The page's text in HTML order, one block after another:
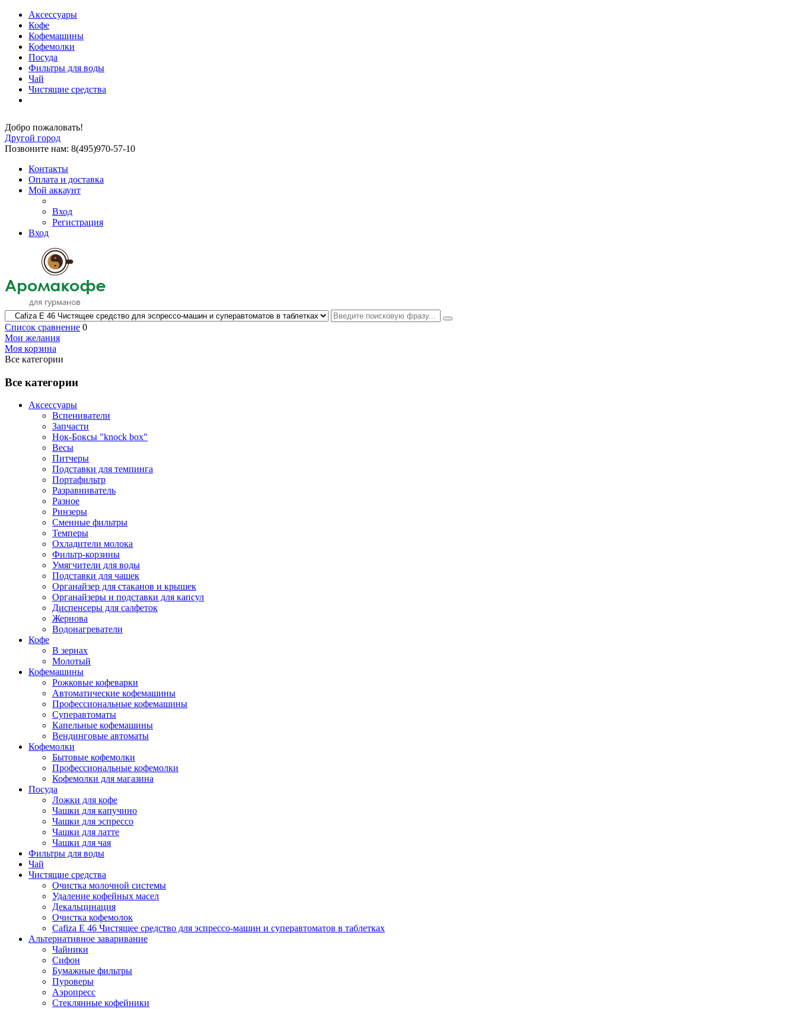
Аксессуары
Кофе
Кофемашины
Кофемолки
Посуда
Фильтры для воды
Чай
Чистящие средства
Добро пожаловать!
Другой город
Позвоните нам: 8(495)970-57-10
Контакты
Оплата и доставка
Мой аккаунт
Вход
Регистрация
Вход
Список сравнение 0
Мои желания
Моя корзина
Все категории
Все категории
Аксессуары
Вспениватели
Запчасти
Нок-Боксы "knock box"
Весы
Питчеры
Подставки для темпинга
Портафильтр
Разравниватель
Разное
Ринзеры
Сменные фильтры
Темперы
Охладители молока
Фильтр-корзины
Умягчители для воды
Подставки для чашек
Органайзер для стаканов и крышек
Органайзеры и подставки для капсул
Диспенсеры для салфеток
Жернова
Водонагреватели
Кофе
В зернах
Молотый
Кофемашины
Рожковые кофеварки
Автоматические кофемашины
Профессиональные кофемашины
Суперавтоматы
Капельные кофемашины
Вендинговые автоматы
Кофемолки
Бытовые кофемолки
Профессиональные кофемолки
Кофемолки для магазина
Посуда
Ложки для кофе
Чашки для капучино
Чашки для эспрессо
Чашки для латте
Чашки для чая
Фильтры для воды
Чай
Чистящие средства
Очистка молочной системы
Удаление кофейных масел
Декальцинация
Очистка кофемолок
Cafiza E 46 Чистящее средство для эспрессо-машин и суперавтоматов в таблетках
Альтернативное заваривание
Чайники
Сифон
Бумажные фильтры
Пуроверы
Аэропресс
Стеклянные кофейники